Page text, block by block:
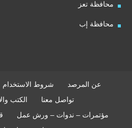
محافظة تعز
محافظة إب
عن المرصد شروط الاستخدام
تواصل معنا
الكتب
مؤتمرات – ندوات – ورش عمل